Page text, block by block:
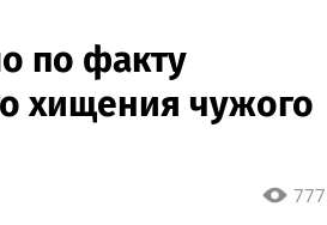
вмурованным в
основание северной
стены храма Зевса
Генарха и Сотера.
по факту
хищения чужого
777